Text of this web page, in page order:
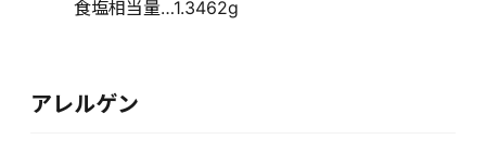
食塩相当量…1.3462g
アレルゲン